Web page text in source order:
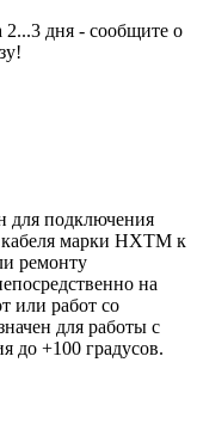
2...3 дня - сообщите о
для подключения
кабеля марки HXTM к
ремонту
на
или работ со
для работы с
до +100 градусов.